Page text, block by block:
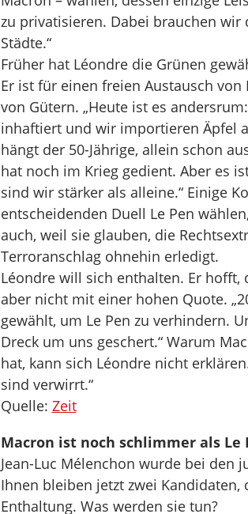
zu privatisieren. Dabei brauchen
Städte.“
Früher hat Léondre die Grünen
Er ist für einen freien Austausch
von Gütern. „Heute ist es
inhaftiert und wir importieren Äpfel
hängt der 50-Jährige, allein schon
hat noch im Krieg gedient. Aber es
sind wir stärker als alleine.“ Einige
entscheidenden Duell Le Pen
auch, weil sie glauben, die
Terroranschlag ohnehin erledigt.
Léondre will sich enthalten. Er
aber nicht mit einer hohen Quote.
gewählt, um Le Pen zu verhindern.
Dreck um uns geschert.“ Warum
hat, kann sich Léondre nicht
sind verwirrt.“
Quelle: Zeit
Macron ist noch schlimmer als Le
Jean-Luc Mélenchon wurde bei den
Ihnen bleiben jetzt zwei
Enthaltung. Was werden sie tun?